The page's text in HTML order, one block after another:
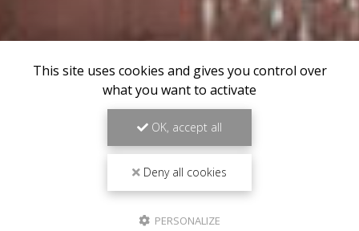
This site uses cookies and gives you control over
what you want to activate
OK, accept all
Deny all cookies
PERSONALIZE